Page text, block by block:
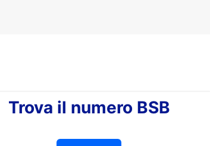
Trova il numero BSB